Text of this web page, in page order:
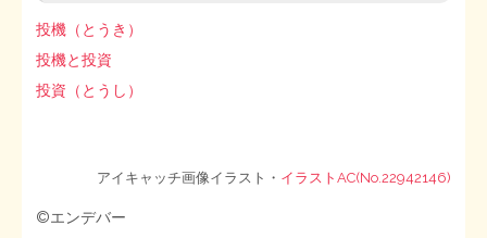
投機（とうき）
投機と投資
投資（とうし）
アイキャッチ画像イラスト・ イラストAC(No.22942146)
©エンデバー